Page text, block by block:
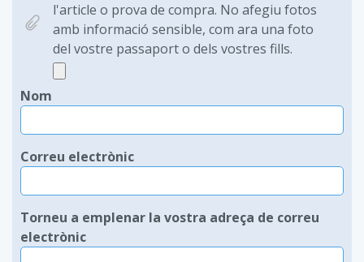
l'article o prova de compra. No afegiu fotos
amb informació sensible, com ara una foto
del vostre passaport o dels vostres fills.
Nom
Correu electrònic
Torneu a emplenar la vostra adreça de correu
electrònic